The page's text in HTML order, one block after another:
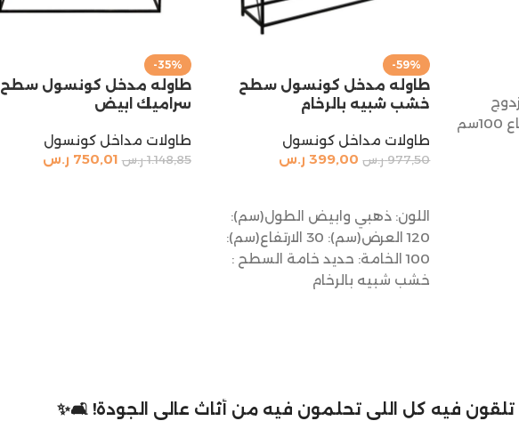
مقاس عرض 120سم ارتفاع 100سم
-59%
طاوله مدخل كونسول سطح
خشب شبيه بالرخام
طاولات مداخل كونسول
977,50 ر.س 399,00 ر.س
اللون: ذهبي وابيض الطول(سم):
120 العرض(سم): 30 الارتفاع(سم):
100 الخامة: حديد خامة السطح :
خشب شبيه بالرخام
-35%
طاوله مدخل كونسول سطح
سراميك ابيض
طاولات مداخل كونسول
1.148,85 ر.س 750,01 ر.س
تلقون فيه كل اللي تحلمون فيه من أثاث عالي الجودة! 🛋️✨